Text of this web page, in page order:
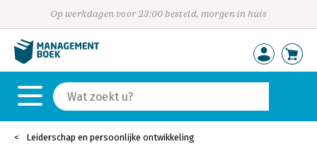
Op werkdagen voor 23:00 besteld, morgen in huis
Leiderschap en persoonlijke ontwikkeling